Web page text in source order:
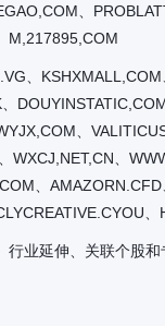
、
M,217895,COM
、
、
WXCJ,NET,CN、
、
业延伸、关联个股和